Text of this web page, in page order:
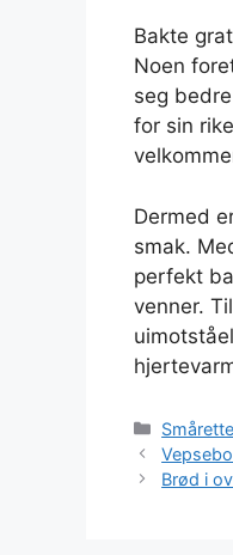
Bakte
Noen
seg
for sin
Dermed
smak.
perfekt
venner.
Brød i